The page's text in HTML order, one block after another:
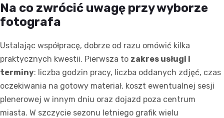
Na co zwrócić uwagę przy wyborze
fotografa
Ustalając współpracę, dobrze od razu omówić kilka
praktycznych kwestii. Pierwsza to zakres usługi i
terminy: liczba godzin pracy, liczba oddanych zdjęć, czas
oczekiwania na gotowy materiał, koszt ewentualnej sesji
plenerowej w innym dniu oraz dojazd poza centrum
miasta. W szczycie sezonu letniego grafik wielu